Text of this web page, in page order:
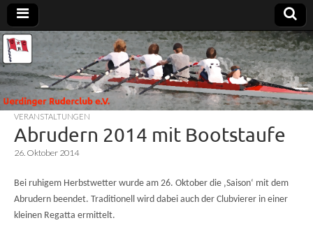
Uerdinger
Ruderclub
e.V.
Rudern in
Krefeld-
Uerdingen
VERANSTALTUNGEN
Abrudern 2014 mit Bootstaufe
26. Oktober 2014
Bei ruhigem Herbstwetter wurde am 26. Oktober die ‚Saison‘ mit dem
Abrudern beendet. Traditionell wird dabei auch der Clubvierer in einer
kleinen Regatta ermittelt.